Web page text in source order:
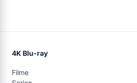
4K Blu-ray
Filme